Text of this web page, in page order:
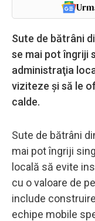
Sute de bătrâni
se mai pot îngriji
administraţia
viziteze și să le
calde.
Sute de bătrâni
mai pot îngriji
locală să evite
cu o valoare de
include
echipe mobile